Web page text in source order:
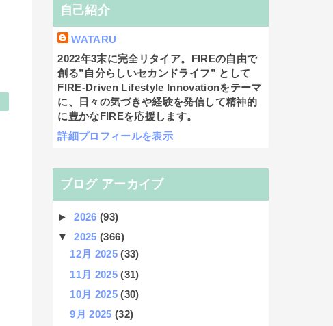
自己紹介
WATARU
2022年3末に完全リタイア。FIREの自由で
創る”自分らしいセカンドライフ” として
FIRE-Driven Lifestyle Innovationをテーマ
に、日々の気づきや経験を発信して精神的
に豊かなFIREを応援します。
詳細プロフィールを表示
ブログ アーカイブ
►2026(93)
▼2025(366)
12月 2025(33)
11月 2025(31)
10月 2025(30)
9月 2025(32)